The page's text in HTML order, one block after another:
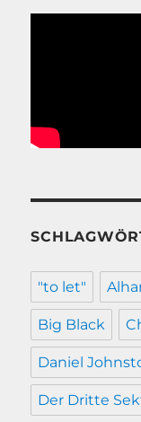
"to let"
Big Black
Daniel
Der Dritte